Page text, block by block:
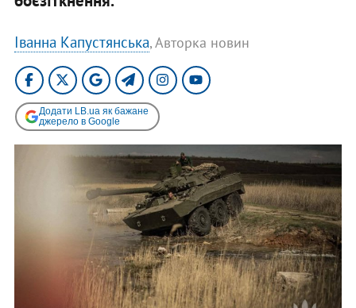
Іванна Капустянська, Авторка новин
Додати LB.ua як бажане
джерело в Google